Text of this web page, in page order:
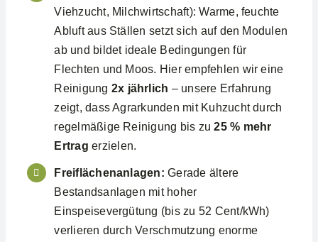
Viehzucht, Milchwirtschaft): Warme, feuchte
Abluft aus Ställen setzt sich auf den Modulen
ab und bildet ideale Bedingungen für
Flechten und Moos. Hier empfehlen wir eine
Reinigung 2x jährlich – unsere Erfahrung
zeigt, dass Agrarkunden mit Kuhzucht durch
regelmäßige Reinigung bis zu25 % mehr
Ertrag erzielen.
Freiflächenanlagen: Gerade ältere
Bestandsanlagen mit hoher
Einspeisevergütung (bis zu 52 Cent/kWh)
verlieren durch Verschmutzung enorme